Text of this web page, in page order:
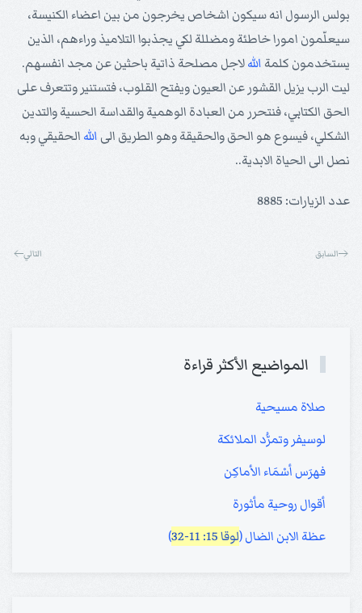
بولس الرسول انه سيكون اشخاص يخرجون من بين اعضاء الكنيسة،
سيعلّمون امورا خاطئة ومضللة لكي يجذبوا التلاميذ وراءهم، الذين
يستخدمون كلمة اللهلاجل مصلحة ذاتية باحثين عن مجد انفسهم.
ليت الرب يزيل القشور عن العيون ويفتح القلوب، فتستنير وتتعرف على
الحق الكتابي، فنتحرر من العبادة الوهمية والقداسة الحسية والتدين
الشكلي، فيسوع هو الحق والحقيقة وهو الطريق الى الله الحقيقي وبه
نصل الى الحياة الابدية..
عدد الزيارات: 8885
السابق التالي
المواضيع الأكثر قراءة
صلاة مسيحية
لوسيفر وتمرُّد الملائكة
فهرَس أسْمَاء الأماكِن
أقوال روحية مأثورة
عظة الابن الضال (لوقا 15: 11-32 )